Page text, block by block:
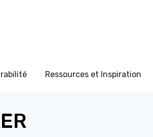
Ressources et Inspiration